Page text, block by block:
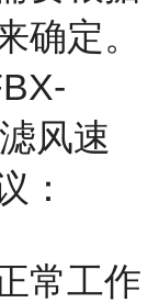
确定。
风速
：
常工作